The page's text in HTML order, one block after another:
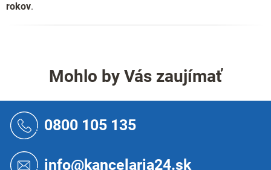
rokov.
Mohlo by Vás zaujímať
0800 105 135
info@kancelaria24.sk